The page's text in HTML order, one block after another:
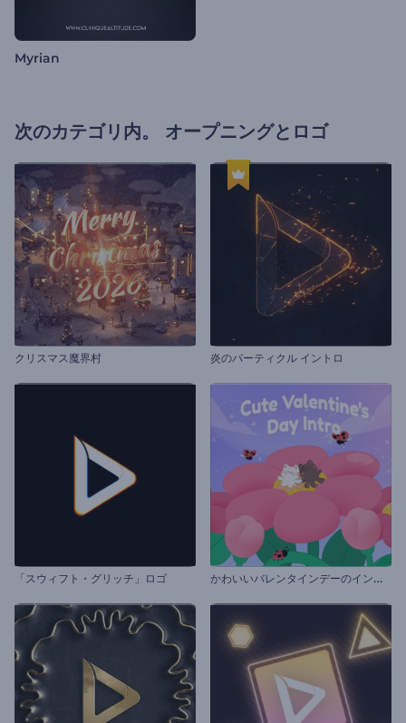
Myrian
次のカテゴリ内。 オープニングとロゴ
クリスマス魔界村 炎のパーティクル イントロ
「スウィフト・グリッチ」ロゴ か
わいいバレンタインデーのイントロ